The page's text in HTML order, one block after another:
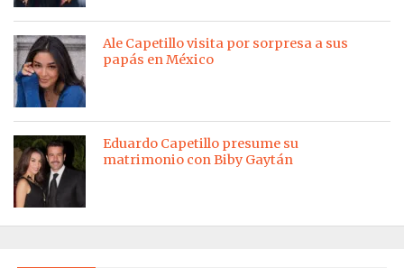
Ale Capetillo visita por sorpresa a sus
papás en México
Eduardo Capetillo presume su
matrimonio con Biby Gaytán